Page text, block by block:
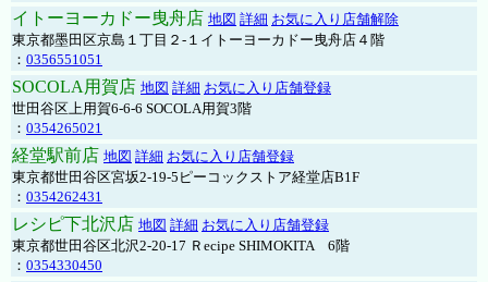
イトーヨーカドー曳舟店 地図 詳細 お気に入り店舗解除
東京都墨田区京島１丁目２-１イトーヨーカドー曳舟店４階
： 0356551051
SOCOLA用賀店 地図 詳細 お気に入り店舗登録
世田谷区上用賀6-6-6 SOCOLA用賀3階
： 0354265021
経堂駅前店 地図 詳細 お気に入り店舗登録
東京都世田谷区宮坂2-19-5ピーコックストア経堂店B1F
： 0354262431
レシピ下北沢店 地図 詳細 お気に入り店舗登録
東京都世田谷区北沢2-20-17 Ｒecipe SHIMOKITA 6階
： 0354330450